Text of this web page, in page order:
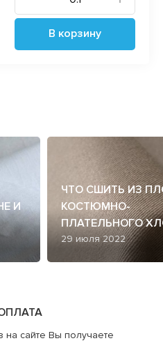
В корзину
И
ЧТО СШИТЬ ИЗ
КОСТЮМНО-
ПЛАТЕЛЬНОГО
29 июля 2022
на сайте Вы получаете